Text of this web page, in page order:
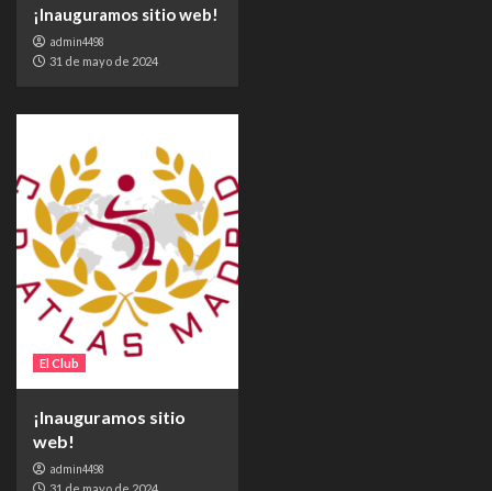
¡Inauguramos sitio web!
admin4498
31 de mayo de 2024
El Club
¡Inauguramos sitio
web!
admin4498